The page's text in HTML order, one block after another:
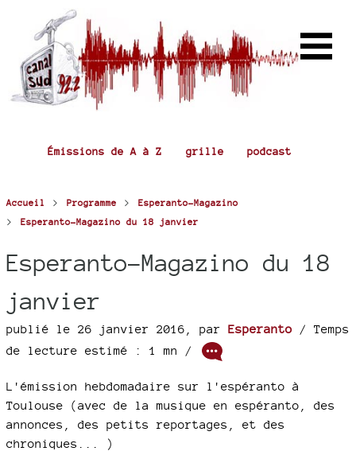
Émissions de A à Z grille podcast
Accueil > Programme > Esperanto-Magazino
> Esperanto-Magazino du 18 janvier
Esperanto-Magazino du 18
janvier
publié le 26 janvier 2016 par Esperanto / Temps
de lecture estimé : 1 mn /
L'émission hebdomadaire sur l'espéranto à
Toulouse (avec de la musique en espéranto, des
annonces, des petits reportages, et des
chroniques... )